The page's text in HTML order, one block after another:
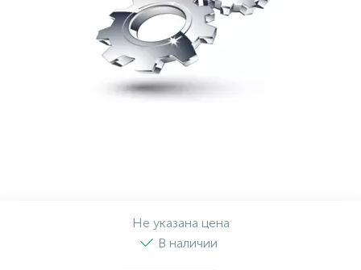
Не указана цена
В наличии
Рулевая система
Топливная система
Масло МОТОРНОЕ
МАСЛО ТРАНСМИССИОННОЕ
ПРИВОДНОЙ РЕМЕНЬ